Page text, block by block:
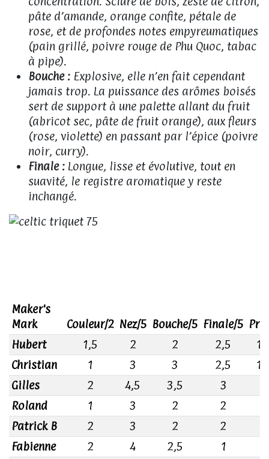
pâte d’amande, orange confite, pétale de
rose, et de profondes notes empyreumatiques
(pain grillé, poivre rouge de Phu Quoc, tabac
à pipe).
Bouche : Explosive, elle n’en fait cependant
jamais trop. La puissance des arômes boisés
sert de support à une palette allant du fruit
(abricot sec, pâte de fruit orange), aux fleurs
(rose, violette) en passant par l’épice (poivre
noir, curry).
Finale : Longue, lisse et évolutive, tout en
suavité, le registre aromatique y reste
inchangé.
Maker's
Mark
Couleur/2 Nez/5 Bouche/5 Finale/5
Hubert
1,5 2 2 2,5
Christian
1 3 3 2,5
Gilles
2 4,5 3,5 3
Roland
1 3 2 2
Patrick B
2 3 2 2
Fabienne
2 4 2,5 1